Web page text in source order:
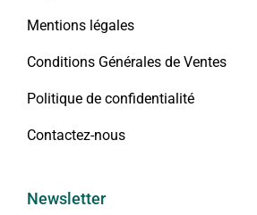
Mentions légales
Conditions Générales de Ventes
Politique de confidentialité
Contactez-nous
Newsletter